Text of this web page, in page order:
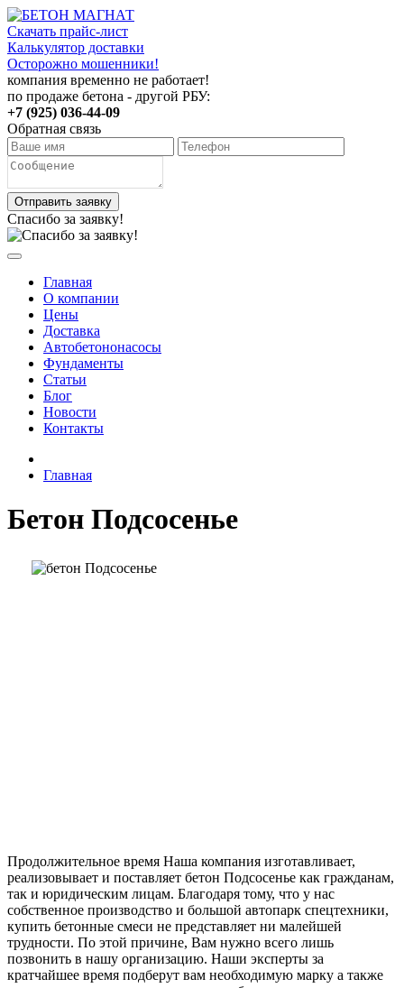
Скачать прайс-лист
Калькулятор доставки
Осторожно мошенники!
компания временно не работает!
по продаже бетона - другой РБУ:
+7 (925) 036-44-09
Обратная связь
Отправить заявку
Спасибо за заявку!
Главная
О компании
Цены
Доставка
Автобетононасосы
Фундаменты
Статьи
Блог
Новости
Контакты
Главная
Бетон Подсосенье
Продолжительное время Наша компания изготавливает,
реализовывает и поставляет бетон Подсосенье как гражданам,
так и юридическим лицам. Благодаря тому, что у нас
собственное производство и большой автопарк спецтехники,
купить бетонные смеси не представляет ни малейшей
трудности. По этой причине, Вам нужно всего лишь
позвонить в нашу организацию. Наши эксперты за
кратчайшее время подберут вам необходимую марку а также